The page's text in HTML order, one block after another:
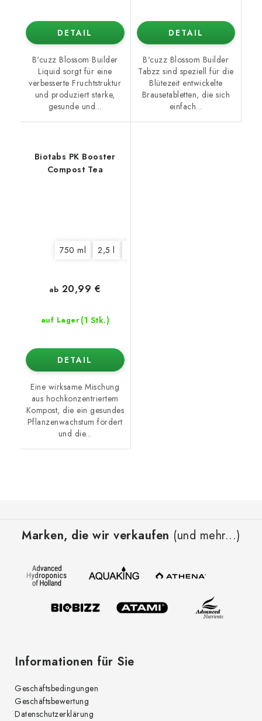
DETAIL
B'cuzz Blossom Builder
Liquid sorgt für eine
verbesserte Fruchtstruktur
und produziert starke,
gesunde und...
DETAIL
B'cuzz Blossom Builder
Tabzz sind speziell für die
Blütezeit entwickelte
Brausetabletten, die sich
einfach...
Biotabs PK Booster
Compost Tea
750 ml 2,5 l
auf Lager (1 Stk.)
ab 20,99 €
DETAIL
Eine wirksame Mischung
aus hochkonzentriertem
Kompost, die ein gesundes
Pflanzenwachstum fördert
und die...
Marken, die wir verkaufen (und mehr...)
Informationen für Sie
Geschäftsbedingungen
Geschäftsbewertung
Datenschutzerklärung